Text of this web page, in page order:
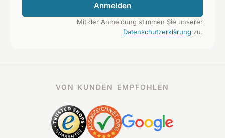
Anmelden
Mit der Anmeldung stimmen Sie unserer
Datenschutzerklärung zu.
VON KUNDEN EMPFOHLEN